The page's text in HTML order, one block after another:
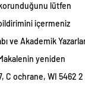
lütfen
içermeniz
ve Akademik
yeniden
C ochrane, WI 5462 2